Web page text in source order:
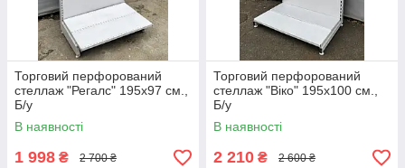
Торговий перфорований
стеллаж "Регалс" 195х97 см.,
Б/у
В наявності
1 998 ₴ 2 700 ₴
Торговий перфорований
стеллаж "Віко" 195х100 см.,
Б/у
В наявності
2 210 ₴ 2 600 ₴